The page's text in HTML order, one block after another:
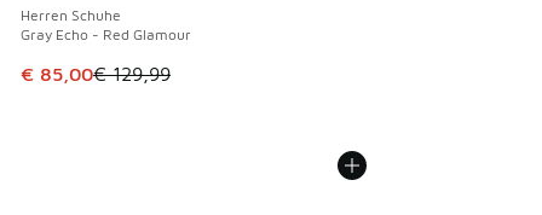
Herren Schuhe
Gray Echo - Red Glamour
Dieser Artikel ist im Sale. Der Preis ist von € 129,99 auf €
€ 85,00€ 129,99